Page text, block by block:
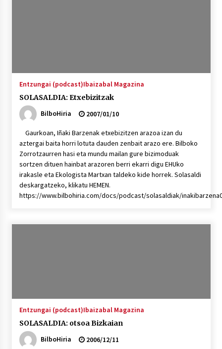
Entzungai (podcast)Ibaizabal Magazina
SOLASALDIA: Etxebizitzak
BilboHiria
2007/01/10
Gaurkoan, Iñaki Barzenak etxebizitzen arazoa izan du
aztergai baita horri lotuta dauden zenbait arazo ere. Bilboko
Zorrotzaurren hasi eta mundu mailan gure bizimoduak
sortzen dituen hainbat arazoren berri ekarri digu EHUko
irakasle eta Ekologista Martxan taldeko kide horrek. Solasaldi
deskargatzeko, klikatu HEMEN.
https://www.bilbohiria.com/docs/podcast/solasaldiak/
Entzungai (podcast)Ibaizabal Magazina
SOLASALDIA: otsoa Bizkaian
BilboHiria
2006/12/11